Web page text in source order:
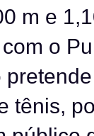
m e
o
tênis,